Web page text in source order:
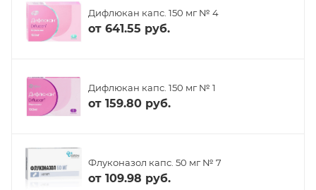
Дифлюкан капс. 150 мг № 4
от 641.55 руб.
Дифлюкан капс. 150 мг № 1
от 159.80 руб.
Флуконазол капс. 50 мг № 7
от 109.98 руб.